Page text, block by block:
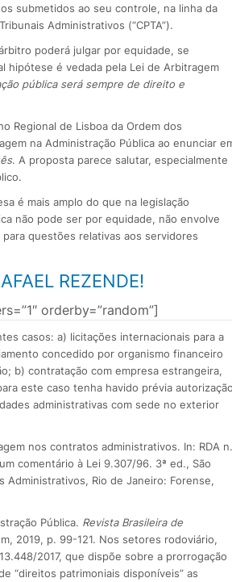
submetidos ao seu controle, na linha da
Administrativos (“CPTA”).
poderá julgar por equidade, se
hipótese é vedada pela Lei de Arbitragem
pública será sempre de direito e
Regional de Lisboa da Ordem dos
na Administração Pública ao enunciar
. A proposta parece salutar, especialmente
é mais amplo do que na legislação
não pode ser por equidade, não envolve
questões relativas aos servidores
REZENDE!
orderby=”random”]
casos: a) licitações internacionais para a
concedido por organismo financeiro
b) contratação com empresa estrangeira,
este caso tenha havido prévia autorização
administrativas com sede no exterior
nos contratos administrativos. In: RDA n.
comentário à Lei 9.307/96. 3ª ed., São
Administrativos, Rio de Janeiro: Forense,
Pública. Revista Brasileira de
2019, p. 99-121. Nos setores rodoviário,
2017, que dispõe sobre a prorrogação
“direitos patrimoniais disponíveis” as